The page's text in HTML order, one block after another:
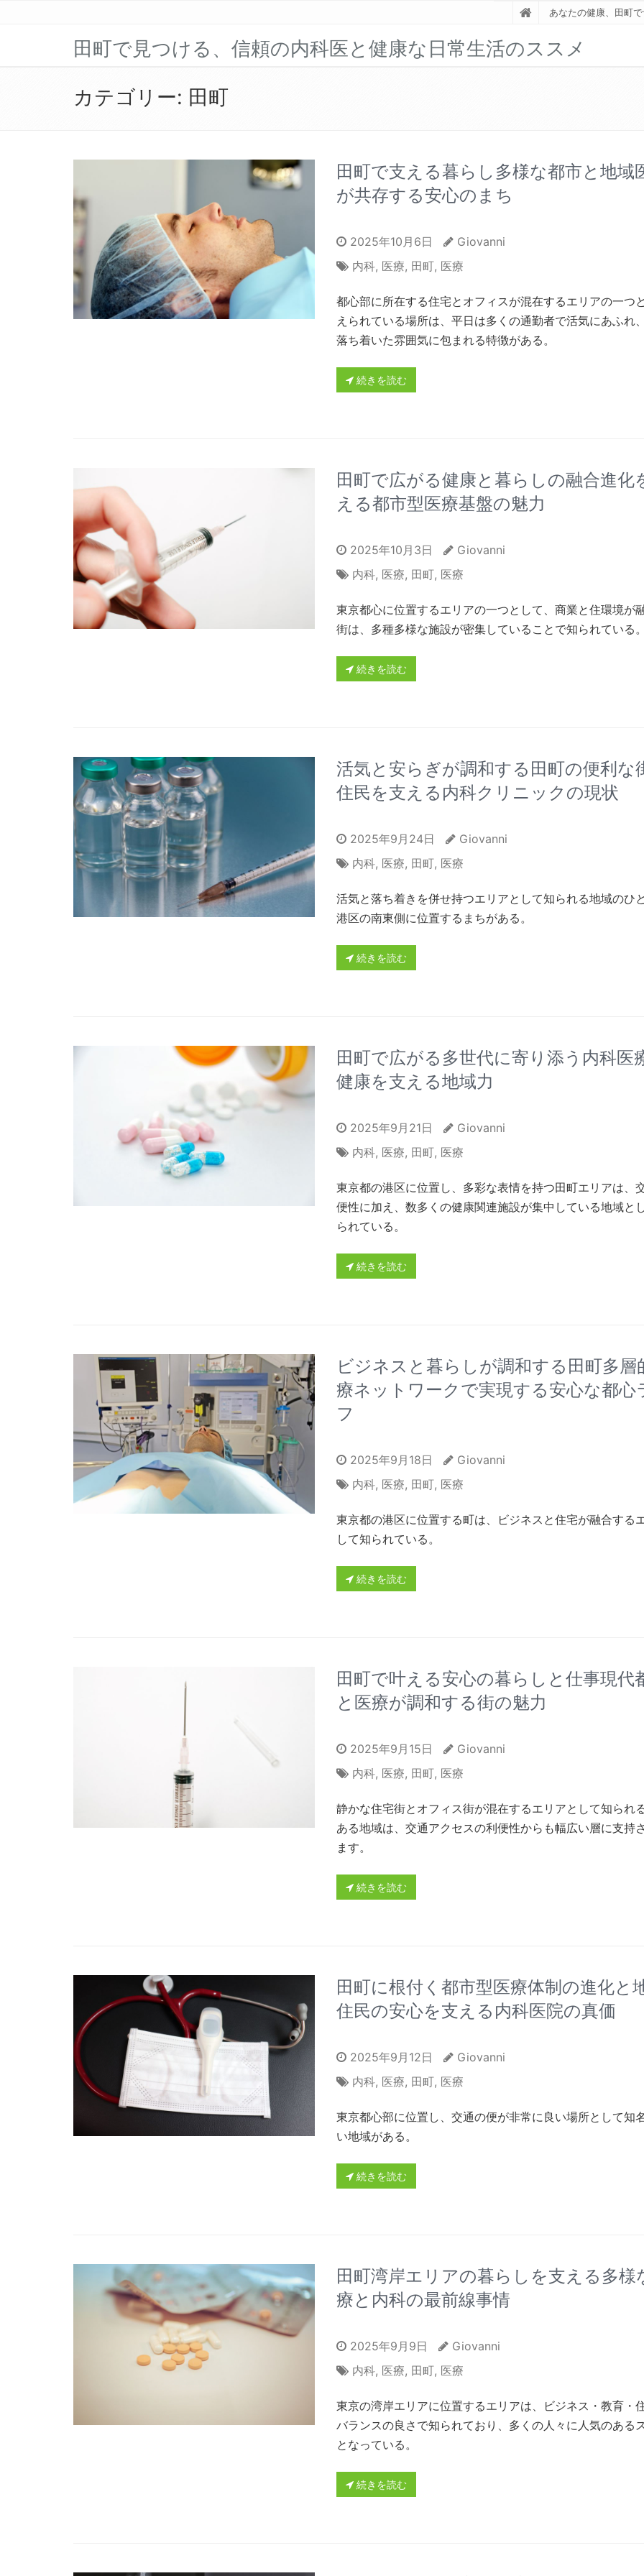
あなたの健康、田町
田町で見つける、信頼の内科医と健康な日常生活のススメ
カテゴリー: 田町
田町で支える暮らし多様な都市と地域
が共存する安心のまち
2025年10月6日
Giovanni
内科, 医療, 田町, 医療
都心部に所在する住宅とオフィスが混在するエリアの一つ
えられている場所は、平日は多くの通勤者で活気にあふれ
落ち着いた雰囲気に包まれる特徴がある。
続きを読む
田町で広がる健康と暮らしの融合進化
える都市型医療基盤の魅力
2025年10月3日
Giovanni
内科, 医療, 田町, 医療
東京都心に位置するエリアの一つとして、商業と住環境が
街は、多種多様な施設が密集していることで知られている。
続きを読む
活気と安らぎが調和する田町の便利な
住民を支える内科クリニックの現状
2025年9月24日
Giovanni
内科, 医療, 田町, 医療
活気と落ち着きを併せ持つエリアとして知られる地域のひと
港区の南東側に位置するまちがある。
続きを読む
田町で広がる多世代に寄り添う内科医
健康を支える地域力
2025年9月21日
Giovanni
内科, 医療, 田町, 医療
東京都の港区に位置し、多彩な表情を持つ田町エリアは、
便性に加え、数多くの健康関連施設が集中している地域と
られている。
続きを読む
ビジネスと暮らしが調和する田町多層
療ネットワークで実現する安心な都心
フ
2025年9月18日
Giovanni
内科, 医療, 田町, 医療
東京都の港区に位置する町は、ビジネスと住宅が融合する
して知られている。
続きを読む
田町で叶える安心の暮らしと仕事現代
と医療が調和する街の魅力
2025年9月15日
Giovanni
内科, 医療, 田町, 医療
静かな住宅街とオフィス街が混在するエリアとして知られ
ある地域は、交通アクセスの利便性からも幅広い層に支持
ます。
続きを読む
田町に根付く都市型医療体制の進化と
住民の安心を支える内科医院の真価
2025年9月12日
Giovanni
内科, 医療, 田町, 医療
東京都心部に位置し、交通の便が非常に良い場所として知
い地域がある。
続きを読む
田町湾岸エリアの暮らしを支える多様
療と内科の最前線事情
2025年9月9日
Giovanni
内科, 医療, 田町, 医療
東京の湾岸エリアに位置するエリアは、ビジネス・教育・
バランスの良さで知られており、多くの人々に人気のある
となっている。
続きを読む